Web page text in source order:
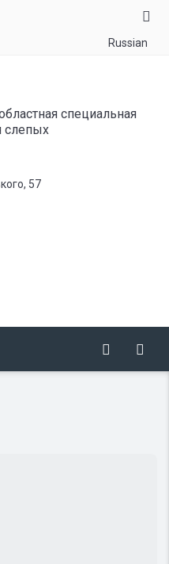
Russian
специальная
слепых
57